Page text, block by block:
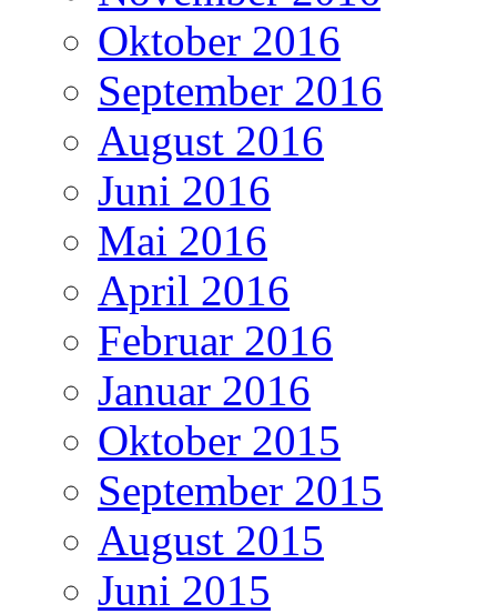
Oktober 2016
September 2016
August 2016
Juni 2016
Mai 2016
April 2016
Februar 2016
Januar 2016
Oktober 2015
September 2015
August 2015
Juni 2015